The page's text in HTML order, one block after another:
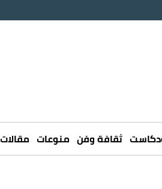
ثقافة وفن منوعات مقالات